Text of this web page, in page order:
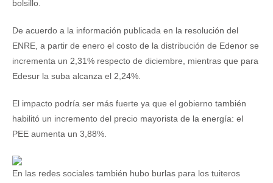
bolsillo.
De acuerdo a la información publicada en la resolución del
ENRE, a partir de enero el costo de la distribución de Edenor se
incrementa un 2,31% respecto de diciembre, mientras que para
Edesur la suba alcanza el 2,24%.
El impacto podría ser más fuerte ya que el gobierno también
habilitó un incremento del precio mayorista de la energía: el
PEE aumenta un 3,88%.
En las redes sociales también hubo burlas para los tuiteros